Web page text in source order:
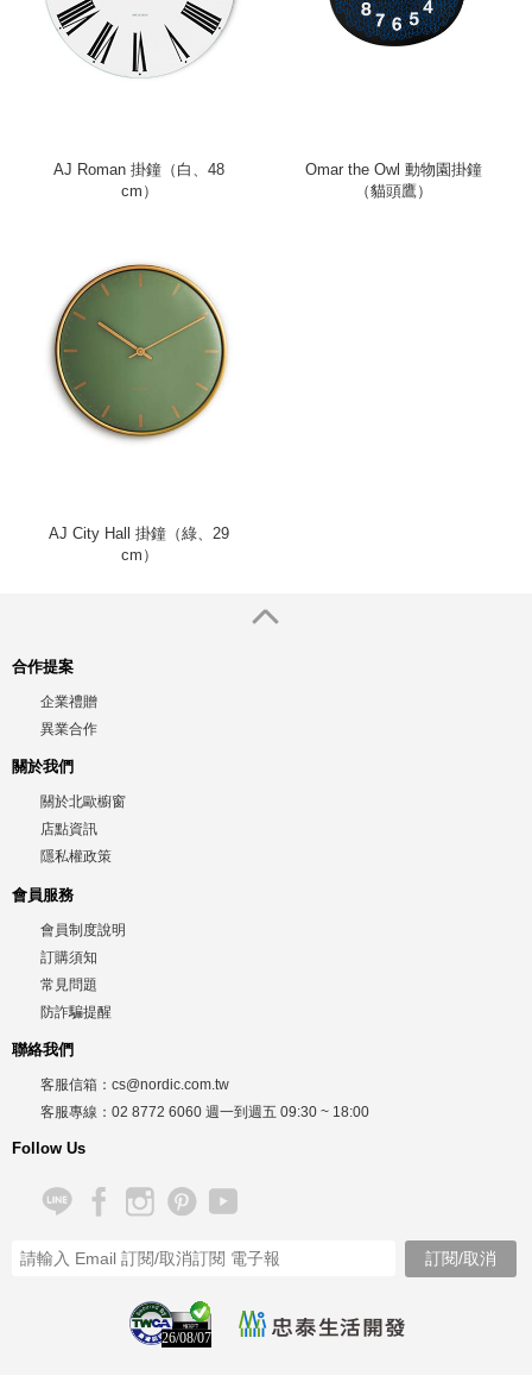
AJ Roman 掛鐘（白、48
cm）
Omar the Owl 動物園掛鐘
（貓頭鷹）
AJ City Hall 掛鐘（綠、29
cm）
合作提案
企業禮贈
異業合作
關於我們
關於北歐櫥窗
店點資訊
隱私權政策
會員服務
會員制度說明
訂購須知
常見問題
防詐騙提醒
聯絡我們
客服信箱： cs@nordic.com.tw
客服專線： 02 8772 6060 週一到週五 09:30 ~ 18:00
Follow Us
26/08/07